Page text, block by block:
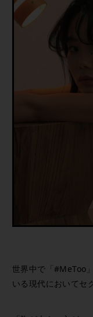
世界中で「#MeToo
いる現代においてセ